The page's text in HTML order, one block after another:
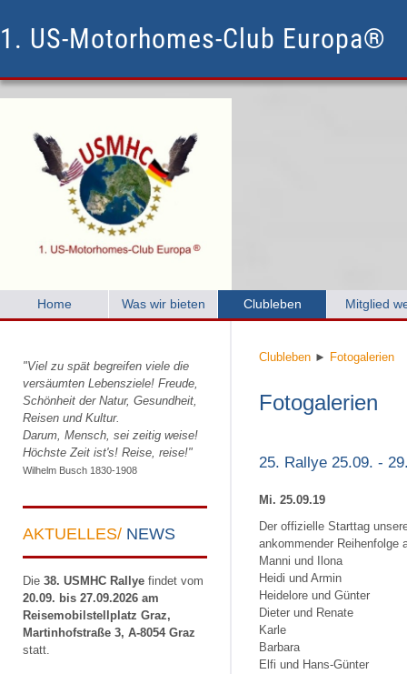
1. US-Motorhomes-Club Europa®
Home Was wir bieten Clubleben Mitglied
"Viel zu spät begreifen viele die
versäumten Lebensziele! Freude,
Schönheit der Natur, Gesundheit,
Reisen und Kultur.
Darum, Mensch, sei zeitig weise!
Höchste Zeit ist's! Reise, reise!"
Wilhelm Busch 1830-1908
AKTUELLES/ NEWS
Die 38. USMHC Rallye findet vom
20.09. bis 27.09.2026 am
Reisemobilstellplatz Graz,
Martinhofstraße 3, A-8054 Graz
statt.
Clubleben ► Fotogalerien
Fotogalerien
25. Rallye 25.09. -
Mi. 25.09.19
Der offizielle Starttag
ankommender Reihenfolge
Manni und Ilona
Heidi und Armin
Heidelore und Günter
Dieter und Renate
Karle
Barbara
Elfi und Hans-Günter